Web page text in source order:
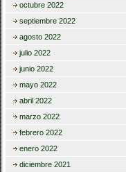
octubre 2022
septiembre 2022
agosto 2022
julio 2022
junio 2022
mayo 2022
abril 2022
marzo 2022
febrero 2022
enero 2022
diciembre 2021